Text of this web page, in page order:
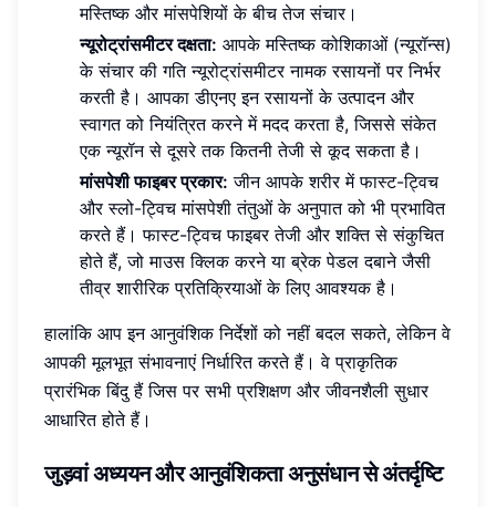
मस्तिष्क और मांसपेशियों के बीच तेज संचार।
न्यूरोट्रांसमीटर दक्षता: आपके मस्तिष्क कोशिकाओं (न्यूरॉन्स)
के संचार की गति न्यूरोट्रांसमीटर नामक रसायनों पर निर्भर
करती है। आपका डीएनए इन रसायनों के उत्पादन और
स्वागत को नियंत्रित करने में मदद करता है, जिससे संकेत
एक न्यूरॉन से दूसरे तक कितनी तेजी से कूद सकता है।
मांसपेशी फाइबर प्रकार: जीन आपके शरीर में फास्ट-ट्विच
और स्लो-ट्विच मांसपेशी तंतुओं के अनुपात को भी प्रभावित
करते हैं। फास्ट-ट्विच फाइबर तेजी और शक्ति से संकुचित
होते हैं, जो माउस क्लिक करने या ब्रेक पेडल दबाने जैसी
तीव्र शारीरिक प्रतिक्रियाओं के लिए आवश्यक है।
हालांकि आप इन आनुवंशिक निर्देशों को नहीं बदल सकते, लेकिन वे
आपकी मूलभूत संभावनाएं निर्धारित करते हैं। वे प्राकृतिक
प्रारंभिक बिंदु हैं जिस पर सभी प्रशिक्षण और जीवनशैली सुधार
आधारित होते हैं।
जुड़वां अध्ययन और आनुवंशिकता अनुसंधान से अंतर्दृष्टि